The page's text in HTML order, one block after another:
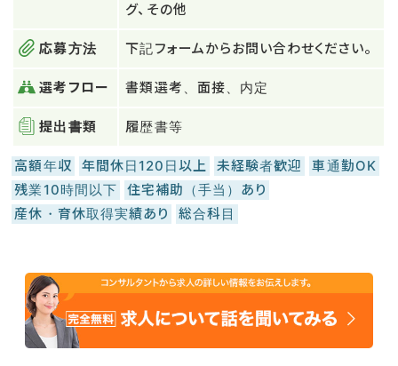
グ、その他
応募方法 下記フォームからお問い合わせください。
選考フロー 書類選考、面接、内定
提出書類 履歴書等
高額年収 年間休日120日以上 未経験者歓迎
車通勤OK
残業10時間以下
住宅補助（手当）あり
産休・育休取得実績あり
総合科目